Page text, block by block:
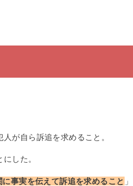
が自ら訴追を求めること。
した。
事実を伝えて訴追を求めること 」